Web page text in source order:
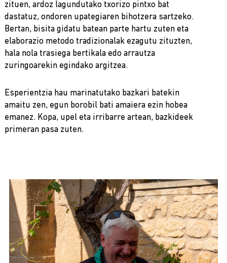
zituen, ardoz lagundutako txorizo pintxo bat
dastatuz, ondoren upategiaren bihotzera sartzeko.
Bertan, bisita gidatu batean parte hartu zuten eta
elaborazio metodo tradizionalak ezagutu zituzten,
hala nola trasiega bertikala edo arrautza
zuringoarekin egindako argitzea.
Esperientzia hau marinatutako bazkari batekin
amaitu zen, egun borobil bati amaiera ezin hobea
emanez. Kopa, upel eta irribarre artean, bazkideek
primeran pasa zuten.